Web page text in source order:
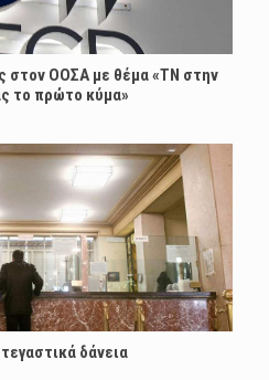
στον ΟΟΣΑ με θέμα «ΤΝ στην
το πρώτο κύμα»
δάνεια